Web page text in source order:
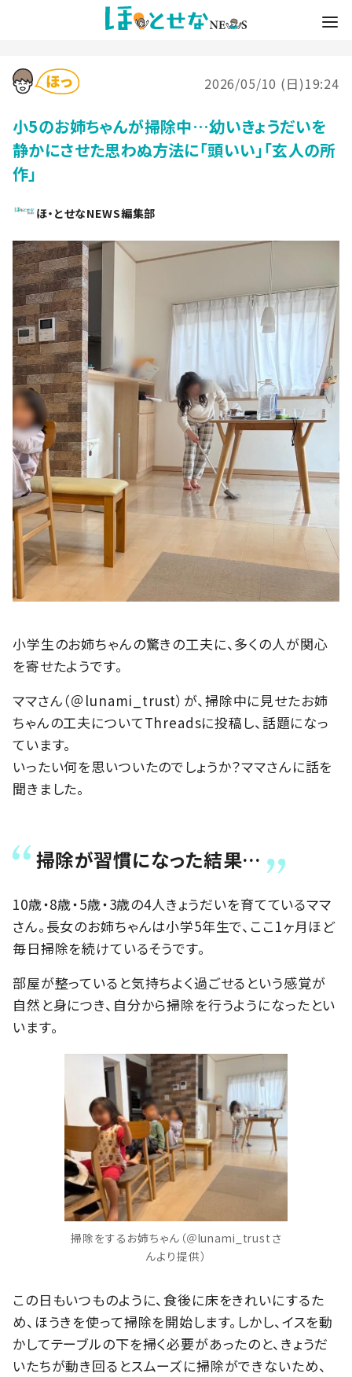
2026/05/10 (日)19:24
小5のお姉ちゃんが掃除中…幼いきょうだいを
静かにさせた思わぬ方法に「頭いい」「玄人の所
作」
ほ・とせなNEWS編集部
小学生のお姉ちゃんの驚きの工夫に、多くの人が関心
を寄せたようです。
ママさん（＠lunami_trust）が、掃除中に見せたお姉
ちゃんの工夫についてThreadsに投稿し、話題になっ
ています。
いったい何を思いついたのでしょうか？ママさんに話を
聞きました。
掃除が習慣になった結果…
10歳・8歳・5歳・3歳の4人きょうだいを育てているママ
さん。長女のお姉ちゃんは小学5年生で、ここ1ヶ月ほど
毎日掃除を続けているそうです。
部屋が整っていると気持ちよく過ごせるという感覚が
自然と身につき、自分から掃除を行うようになったとい
います。
掃除をするお姉ちゃん（＠lunami_trustさ
んより提供）
この日もいつものように、食後に床をきれいにするた
め、ほうきを使って掃除を開始します。しかし、イスを動
かしてテーブルの下を掃く必要があったのと、きょうだ
いたちが動き回るとスムーズに掃除ができないため、